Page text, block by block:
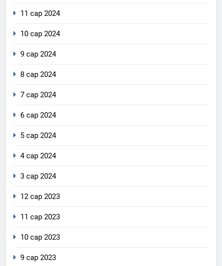
11 сар 2024
10 сар 2024
9 сар 2024
8 сар 2024
7 сар 2024
6 сар 2024
5 сар 2024
4 сар 2024
3 сар 2024
12 сар 2023
11 сар 2023
10 сар 2023
9 сар 2023